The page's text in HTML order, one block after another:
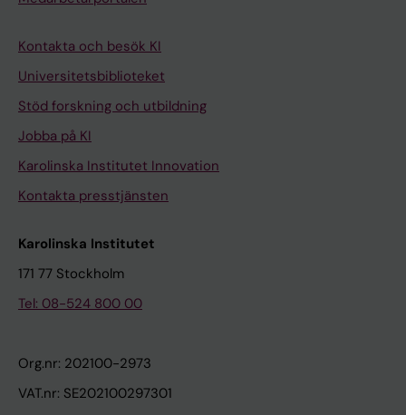
Kontakta och besök KI
Universitetsbiblioteket
Stöd forskning och utbildning
Jobba på KI
Karolinska Institutet Innovation
Kontakta presstjänsten
Karolinska Institutet
171 77 Stockholm
Tel: 08-524 800 00
Org.nr: 202100-2973
VAT.nr: SE202100297301